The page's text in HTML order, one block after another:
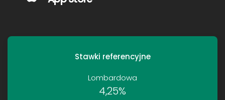
Stawki referencyjne
Lombardowa
4,25%